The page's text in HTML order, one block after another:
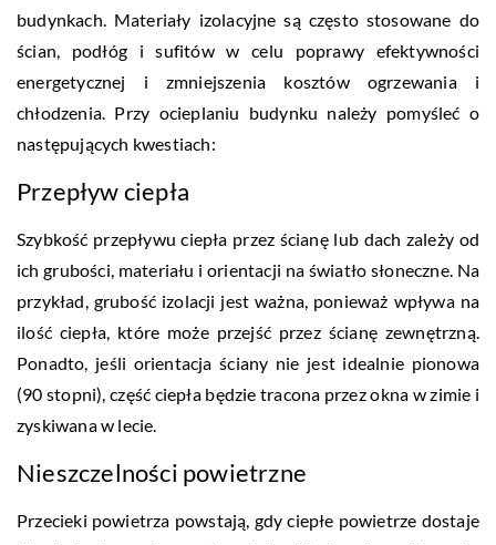
budynkach. Materiały izolacyjne są często stosowane do
ścian, podłóg i sufitów w celu poprawy efektywności
energetycznej i zmniejszenia kosztów ogrzewania i
chłodzenia. Przy ocieplaniu budynku należy pomyśleć o
następujących kwestiach:
Przepływ ciepła
Szybkość przepływu ciepła przez ścianę lub dach zależy od
ich grubości, materiału i orientacji na światło słoneczne. Na
przykład, grubość izolacji jest ważna, ponieważ wpływa na
ilość ciepła, które może przejść przez ścianę zewnętrzną.
Ponadto, jeśli orientacja ściany nie jest idealnie pionowa
(90 stopni), część ciepła będzie tracona przez okna w zimie i
zyskiwana w lecie.
Nieszczelności powietrzne
Przecieki powietrza powstają, gdy ciepłe powietrze dostaje